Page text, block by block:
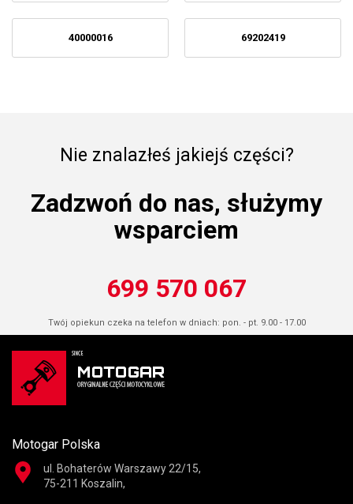
40000016 69202419
Nie znalazłeś jakiejś części?
Zadzwoń do nas, służymy
wsparciem
699 570 067
Twój opiekun czeka na telefon w dniach: pon. - pt. 9.00 - 17.00
Motogar Polska
ul. Bohaterów Warszawy 22/15,
75-211 Koszalin,